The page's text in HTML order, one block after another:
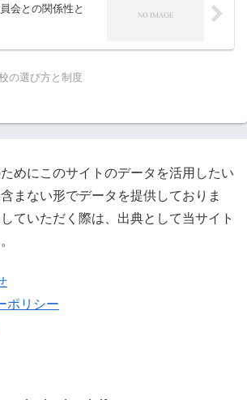
会との関係性と
の選び方と制度
めにこのサイトのデータを活用したい
まない形でデータを提供しておりま
ていただく際は、出典として当サイト
ポリシー